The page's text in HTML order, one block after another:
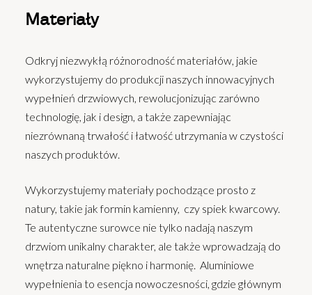
Materiały
Odkryj niezwykłą różnorodność materiałów, jakie
wykorzystujemy do produkcji naszych innowacyjnych
wypełnień drzwiowych, rewolucjonizując zarówno
technologię, jak i design, a także zapewniając
niezrównaną trwałość i łatwość utrzymania w czystości
naszych produktów.
Wykorzystujemy materiały pochodzące prosto z
natury, takie jak formin kamienny, czy spiek kwarcowy.
Te autentyczne surowce nie tylko nadają naszym
drzwiom unikalny charakter, ale także wprowadzają do
wnętrza naturalne piękno i harmonię. Aluminiowe
wypełnienia to esencja nowoczesności, gdzie głównym